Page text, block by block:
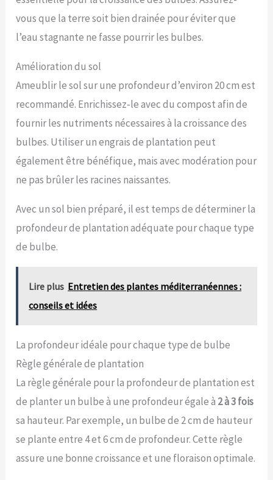
vous que la terre soit bien drainée pour éviter que
l’eau stagnante ne fasse pourrir les bulbes.
Amélioration du sol
Ameublir le sol sur une profondeur d’environ 20 cm est
recommandé. Enrichissez-le avec du compost afin de
fournir les nutriments nécessaires à la croissance des
bulbes. Utiliser un engrais de plantation peut
également être bénéfique, mais avec modération pour
ne pas brûler les racines naissantes.
Avec un sol bien préparé, il est temps de déterminer la
profondeur de plantation adéquate pour chaque type
de bulbe.
Lire plus Entretien des plantes méditerranéennes :
conseils et idées
La profondeur idéale pour chaque type de bulbe
Règle générale de plantation
La règle générale pour la profondeur de plantation est
de planter un bulbe à une profondeur égale à 2 à 3 fois
sa hauteur. Par exemple, un bulbe de 2 cm de hauteur
se plante entre 4 et 6 cm de profondeur. Cette règle
assure une bonne croissance et une floraison optimale.